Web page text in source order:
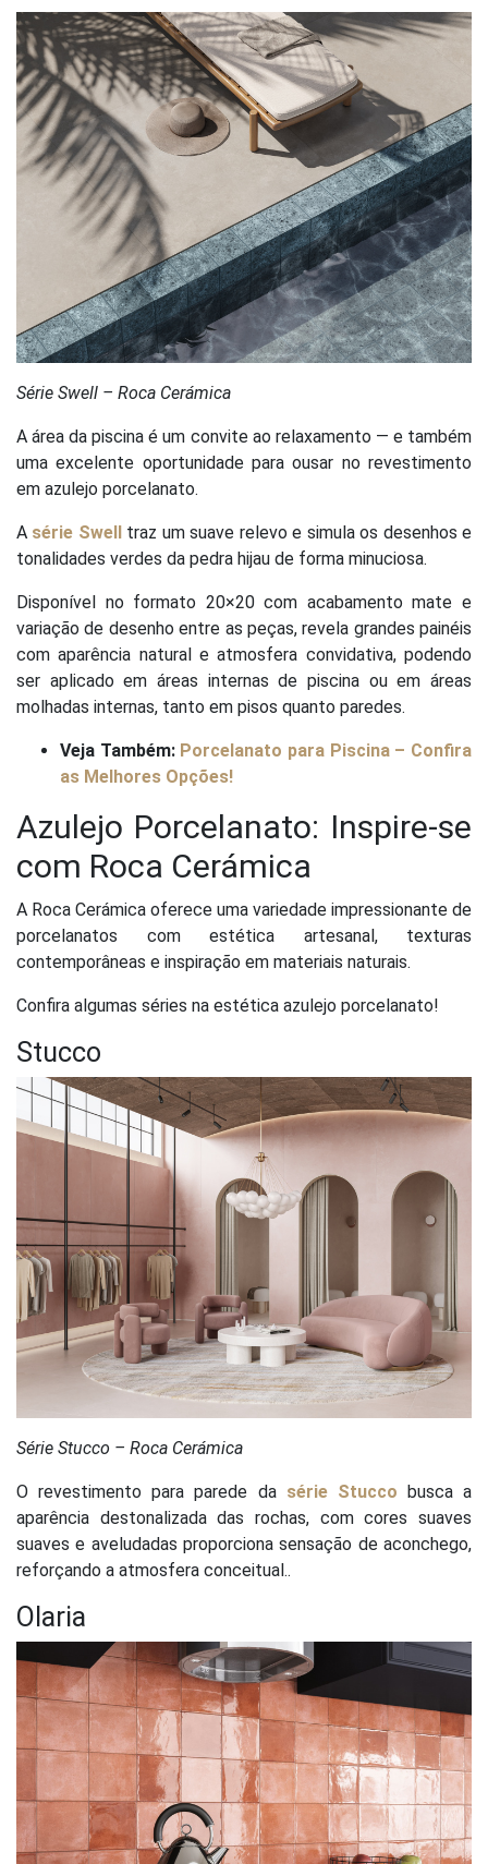
Série Swell – Roca Cerámica
A área da piscina é um convite ao relaxamento — e também
uma excelente oportunidade para ousar no revestimento
em azulejo porcelanato.
A série Swelltraz um suave relevo e simula os desenhos e
tonalidades verdes da pedra hijau de forma minuciosa.
Disponível no formato 20×20 com acabamento mate e
variação de desenho entre as peças, revela grandes painéis
com aparência natural e atmosfera convidativa, podendo
ser aplicado em áreas internas de piscina ou em áreas
molhadas internas, tanto em pisos quanto paredes.
Veja Também: Porcelanato para Piscina – Confira
as Melhores Opções!
Azulejo Porcelanato: Inspire-se
com Roca Cerámica
A Roca Cerámica oferece uma variedade impressionante de
porcelanatos com estética artesanal, texturas
contemporâneas e inspiração em materiais naturais.
Confira algumas séries na estética azulejo porcelanato!
Stucco
Série Stucco – Roca Cerámica
O revestimento para parede da série Stucco busca a
aparência destonalizada das rochas, com cores suaves
suaves e aveludadas proporciona sensação de aconchego,
reforçando a atmosfera conceitual..
Olaria